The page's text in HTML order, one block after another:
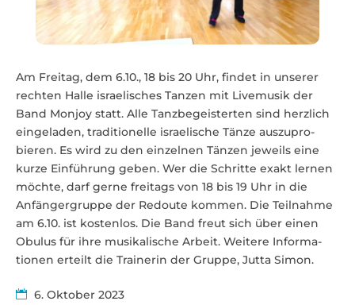
Am Freitag, dem 6.10., 18 bis 20 Uhr, findet in unserer
rechten Halle israe­li­sches Tanzen mit Live­musik der
Band Monjoy statt. Alle Tanz­be­geis­terten sind herzlich
einge­laden, tradi­tio­nelle israe­lische Tänze auszu­pro­
bieren. Es wird zu den einzelnen Tänzen jeweils eine
kurze Einführung geben. Wer die Schritte exakt lernen
möchte, darf gerne freitags von 18 bis 19 Uhr in die
Anfän­ger­gruppe der Redoute kommen. Die Teil­nahme
am 6.10. ist kostenlos. Die Band freut sich über einen
Obulus für ihre musi­ka­lische Arbeit. Weitere Infor­ma­
tionen erteilt die Trai­nerin der Gruppe, Jutta Simon.
6. Oktober 2023